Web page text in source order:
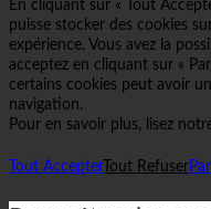
En cliquant sur « Tout
puisse stocker des cookies
expérience. Vous avez la
acceptez en cliquant sur «
certains cookies peut avoir
navigation.
Pour en savoir plus, lisez
Tout AccepterTout Refuser